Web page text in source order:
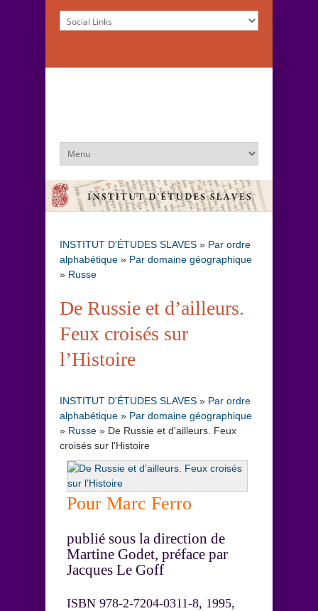
INSTITUT D'ÉTUDES SLAVES » Par ordre
alphabétique » Par domaine géographique
» Russe
De Russie et d’ailleurs.
Feux croisés sur
l’Histoire
INSTITUT D'ÉTUDES SLAVES » Par ordre
alphabétique » Par domaine géographique
» Russe » De Russie et d'ailleurs. Feux
croisés sur l'Histoire
Pour Marc Ferro
publié sous la direction de
Martine Godet, préface par
Jacques Le Goff
ISBN 978-2-7204-0311-8, 1995,